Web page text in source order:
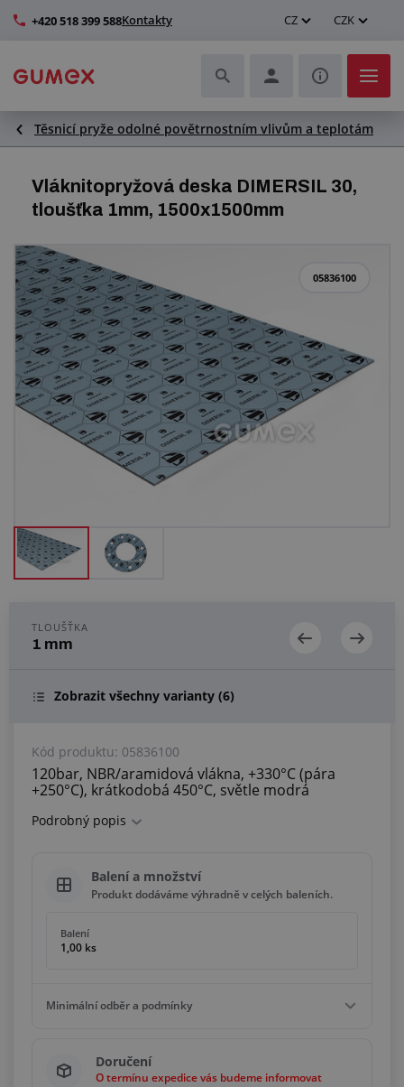
+420 518 399 588Kontakty CZ CZK
Hadice a jejich kompletace
Profily a výroba těsnění
Dopravníkové pásy a montáž
Zlepšení pracovního prostředí
Další pryžové a plastové výrobky
Centrum poptávek
Těsnicí pryže odolné povětrnostním vlivům a teplotám
Vláknitopryžová deska DIMERSIL 30,
tloušťka 1mm, 1500x1500mm
05836100
TLOUŠŤKA
1 mm
Zobrazit všechny varianty (6)
Kód produktu: 05836100
120bar, NBR/aramidová vlákna, +330°C (pára
+250°C), krátkodobá 450°C, světle modrá
Podrobný popis
Balení a množství
Produkt dodáváme výhradně v celých baleních.
Balení
1,00 ks
Minimální odběr a podmínky
1,00 ks Doručení
O termínu expedice vás budeme informovat